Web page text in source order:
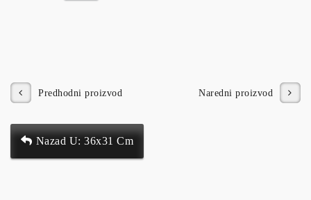
Naredni proizvod
Predhodni proizvod
Nazad U: 36x31 Cm